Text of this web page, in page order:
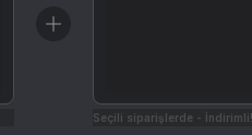
Seçili siparişlerde - İndirimli!